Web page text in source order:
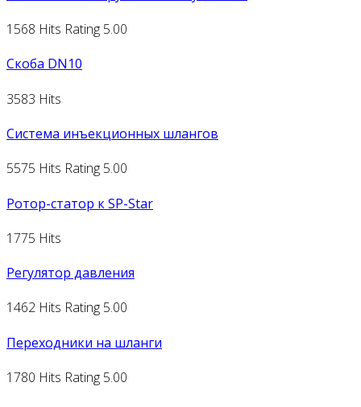
1568 Hits Rating 5.00
Скоба DN10
3583 Hits
Система инъекционных шлангов
5575 Hits Rating 5.00
Ротор-статор к SP-Star
1775 Hits
Регулятор давления
1462 Hits Rating 5.00
Переходники на шланги
1780 Hits Rating 5.00